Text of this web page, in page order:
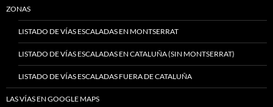
ZONAS
LISTADO DE VÍAS ESCALADAS EN MONTSERRAT
LISTADO DE VÍAS ESCALADAS EN CATALUÑA (SIN MONTSERRAT)
LISTADO DE VÍAS ESCALADAS FUERA DE CATALUÑA
LAS VÍAS EN GOOGLE MAPS